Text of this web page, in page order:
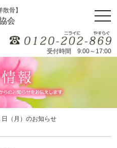
骨】
会
受付時間 9:00～17:00
日（月）のお知らせ